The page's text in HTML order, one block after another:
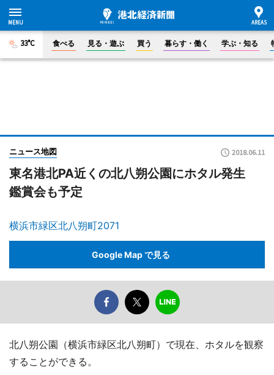
33°C 食べる 見る・遊ぶ 買う 暮らす・働く 学ぶ・知る
ニュース地図 2018.06.11
東名港北PA近くの北八朔公園にホタル発生
鑑賞会も予定
横浜市緑区北八朔町2071
Google Map で見る
北八朔公園（横浜市緑区北八朔町）で現在、ホタルを観察
することができる。